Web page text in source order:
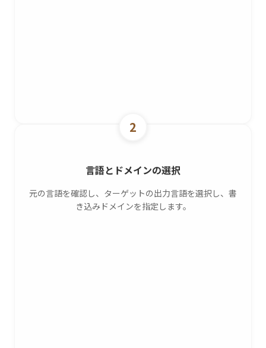
2
言語とドメインの選択
元の言語を確認し、ターゲットの出力言語を選択し、書
き込みドメインを指定します。